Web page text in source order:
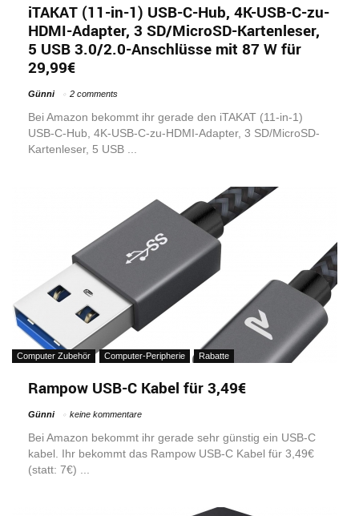
iTAKAT (11-in-1) USB-C-Hub, 4K-USB-C-zu-
HDMI-Adapter, 3 SD/MicroSD-Kartenleser,
5 USB 3.0/2.0-Anschlüsse mit 87 W für
29,99€
Günni 2 comments
Bei Amazon bekommt ihr gerade den iTAKAT (11-in-1)
USB-C-Hub, 4K-USB-C-zu-HDMI-Adapter, 3 SD/MicroSD-
Kartenleser, 5 USB ...
Computer Zubehör Computer-Peripherie Rabatte
Rampow USB-C Kabel für 3,49€
Günni keine kommentare
Bei Amazon bekommt ihr gerade sehr günstig ein USB-C
kabel. Ihr bekommt das Rampow USB-C Kabel für 3,49€
(statt: 7€) ...